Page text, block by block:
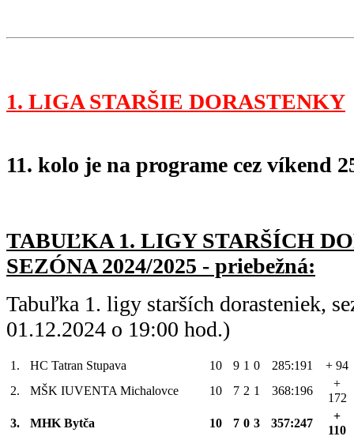
1. LIGA STARŠIE DORASTENKY
11. kolo je na programe cez víkend
TABUĽKA 1. LIGY STARŠÍCH
SEZÓNA 2024/2025 - priebežná:
Tabuľka 1. ligy starších dorasteniek,
01.12.2024 o 19:00 hod.)
1. HC Tatran Stupava 10 9 1 0 285:191
+ 94
2.
MŠK IUVENTA Michalovce 10 7 2 1 368:196
+
172
3.
MHK Bytča 10 7 0 3 357:247
+
110